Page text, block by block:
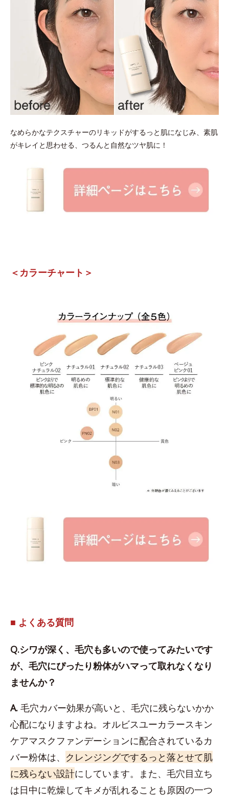
なめらかなテクスチャーのリキッドがするっと肌になじみ、素肌
がキレイと思わせる、つるんと自然なツヤ肌に！
＜カラーチャート＞
■ よくある質問
Q.シワが深く、毛穴も多いので使ってみたいです
が、毛穴にぴったり粉体がハマって取れなくなり
ませんか？
A. 毛穴カバー効果が高いと、毛穴に残らないかか
心配になりますよね。オルビスユーカラースキン
ケアマスクファンデーションに配合されているカ
バー粉体は、 クレンジングでするっと落とせて肌
に残らない設計にしています。また、毛穴目立ち
は日中に乾燥してキメが乱れることも原因の一つ